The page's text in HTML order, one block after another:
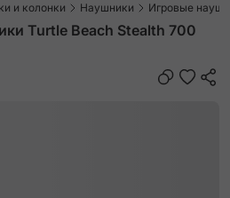
и колонки Наушники Игровые
Turtle Beach Stealth 700